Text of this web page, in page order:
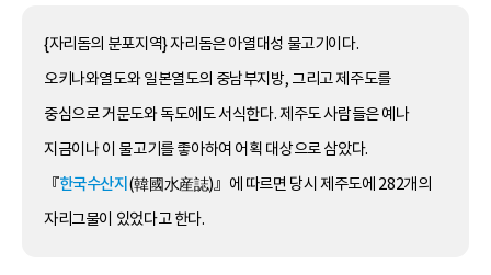
{자리돔의 분포지역} 자리돔은 아열대성 물고기이다.
오키나와열도와 일본열도의 중남부지방, 그리고 제주도를
중심으로 거문도와 독도에도 서식한다. 제주도 사람들은 예나
지금이나 이 물고기를 좋아하여 어획 대상으로 삼았다.
『한국수산지 (韓國水産誌)』에 따르면 당시 제주도에 282개의
자리그물이 있었다고 한다.